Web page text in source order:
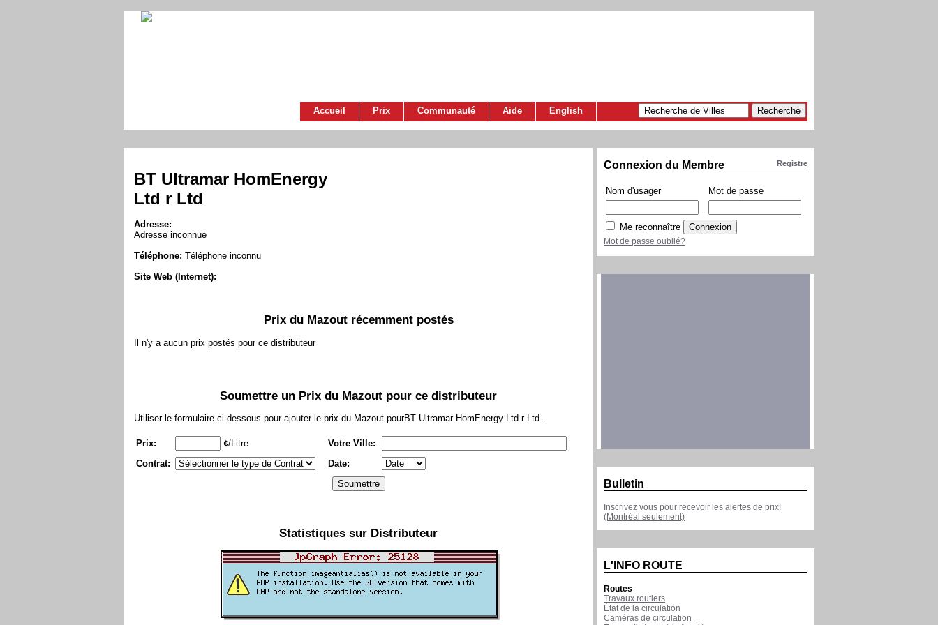
Accueil Prix Communauté Aide English
BT Ultramar HomEnergy
Ltd r Ltd
Adresse:
Adresse inconnue
Téléphone: Téléphone inconnu
Site Web (Internet):
Prix du Mazout récemment postés
Il n'y a aucun prix postés pour ce distributeur
Soumettre un Prix du Mazout pour ce distributeur
Utiliser le formulaire ci-dessous pour ajouter le prix du Mazout pourBT Ultramar HomEnergy Ltd r Ltd .
Prix: ¢/Litre
Votre Ville:
Contrat:
Date:
Statistiques sur Distributeur
Registre
Connexion du Membre
Nom d'usager Mot de passe
Me reconnaître
Mot de passe oublié?
Bulletin
Inscrivez vous pour recevoir les alertes de prix!
(Montréal seulement)
L'INFO ROUTE
Routes
Travaux routiers
État de la circulation
Caméras de circulation